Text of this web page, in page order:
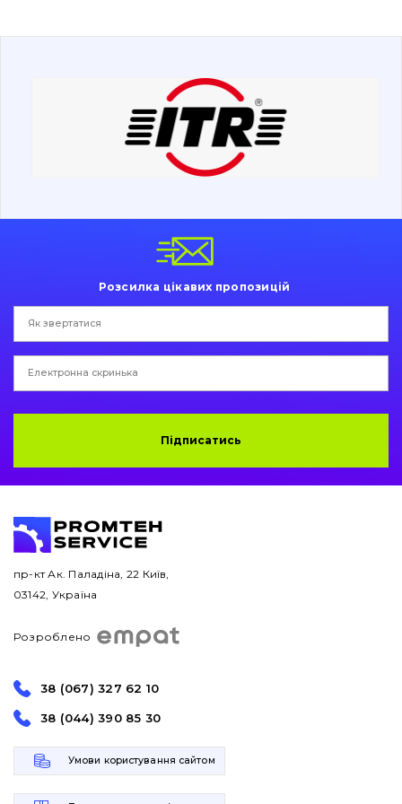
Розсилка цікавих пропозицій
Підписатись
пр-кт Ак. Паладіна, 22 Київ,
03142, Україна
Розроблено
38 (067) 327 62 10
38 (044) 390 85 30
Умови користування сайтом